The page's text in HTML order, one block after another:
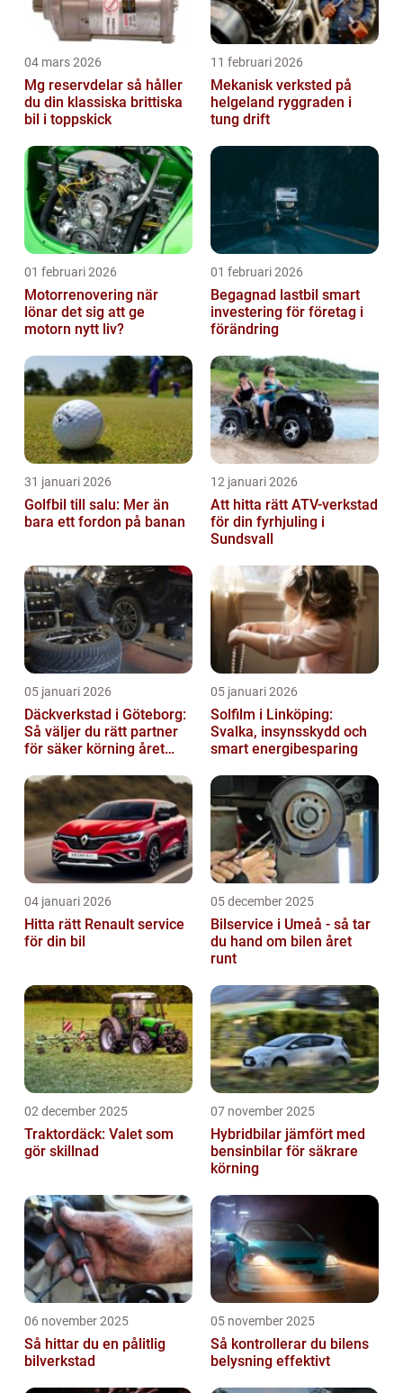
04 mars 2026
Mg reservdelar så håller
du din klassiska brittiska
bil i toppskick
11 februari 2026
Mekanisk verksted på
helgeland ryggraden i
tung drift
01 februari 2026
Motorrenovering när
lönar det sig att ge
motorn nytt liv?
01 februari 2026
Begagnad lastbil smart
investering för företag i
förändring
31 januari 2026
Golfbil till salu: Mer än
bara ett fordon på banan
12 januari 2026
Att hitta rätt ATV-verkstad
för din fyrhjuling i
Sundsvall
05 januari 2026
Däckverkstad i Göteborg:
Så väljer du rätt partner
för säker körning året
05 januari 2026
Solfilm i Linköping:
Svalka, insynsskydd och
smart energibesparing
04 januari 2026
Hitta rätt Renault service
för din bil
05 december 2025
Bilservice i Umeå - så tar
du hand om bilen året
runt
02 december 2025
Traktordäck: Valet som
gör skillnad
07 november 2025
Hybridbilar jämfört med
bensinbilar för säkrare
körning
06 november 2025
Så hittar du en pålitlig
bilverkstad
05 november 2025
Så kontrollerar du bilens
belysning effektivt